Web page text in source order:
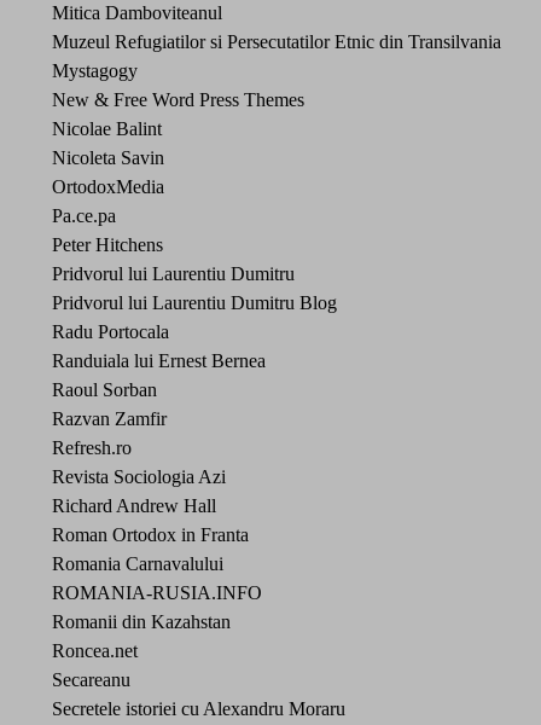
Mitica Damboviteanul
Muzeul Refugiatilor si Persecutatilor Etnic din Transilvania
Mystagogy
New & Free Word Press Themes
Nicolae Balint
Nicoleta Savin
OrtodoxMedia
Pa.ce.pa
Peter Hitchens
Pridvorul lui Laurentiu Dumitru
Pridvorul lui Laurentiu Dumitru Blog
Radu Portocala
Randuiala lui Ernest Bernea
Raoul Sorban
Razvan Zamfir
Refresh.ro
Revista Sociologia Azi
Richard Andrew Hall
Roman Ortodox in Franta
Romania Carnavalului
ROMANIA-RUSIA.INFO
Romanii din Kazahstan
Roncea.net
Secareanu
Secretele istoriei cu Alexandru Moraru